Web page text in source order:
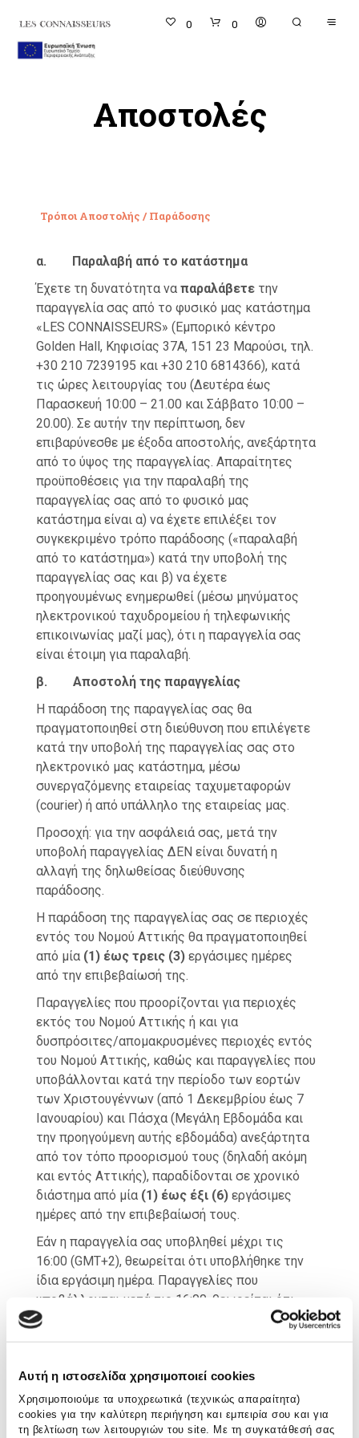
Αυτή η ιστοσελίδα χρησιμοποιεί cookies
Χρησιμοποιούμε τα υποχρεωτικά (τεχνικώς απαραίτητα)
cookies για την καλύτερη περιήγηση και εμπειρία σου και για
τη βελτίωση των λειτουργιών του site. Με τη συγκατάθεσή σας
0 0
Αποστολές
Τρόποι Αποστολής / Παράδοσης
α. Παραλαβή από το κατάστημα
Έχετε τη δυνατότητα να παραλάβετε την
παραγγελία σας από το φυσικό μας κατάστημα
«LES CONNAISSEURS» (Εμπορικό κέντρο
Golden Hall, Κηφισίας 37Α, 151 23 Μαρούσι, τηλ.
+30 210 7239195 και +30 210 6814366), κατά
τις ώρες λειτουργίας του (Δευτέρα έως
Παρασκευή 10:00 – 21.00 και Σάββατο 10:00 –
20.00). Σε αυτήν την περίπτωση, δεν
επιβαρύνεσθε με έξοδα αποστολής, ανεξάρτητα
από το ύψος της παραγγελίας. Απαραίτητες
προϋποθέσεις για την παραλαβή της
παραγγελίας σας από το φυσικό μας
κατάστημα είναι α) να έχετε επιλέξει τον
συγκεκριμένο τρόπο παράδοσης («παραλαβή
από το κατάστημα») κατά την υποβολή της
παραγγελίας σας και β) να έχετε
προηγουμένως ενημερωθεί (μέσω μηνύματος
ηλεκτρονικού ταχυδρομείου ή τηλεφωνικής
επικοινωνίας μαζί μας), ότι η παραγγελία σας
είναι έτοιμη για παραλαβή.
β. Αποστολή της παραγγελίας
Η παράδοση της παραγγελίας σας θα
πραγματοποιηθεί στη διεύθυνση που επιλέγετε
κατά την υποβολή της παραγγελίας σας στο
ηλεκτρονικό μας κατάστημα, μέσω
συνεργαζόμενης εταιρείας ταχυμεταφορών
(courier) ή από υπάλληλο της εταιρείας μας.
Προσοχή: για την ασφάλειά σας, μετά την
υποβολή παραγγελίας ΔΕΝ είναι δυνατή η
αλλαγή της δηλωθείσας διεύθυνσης
παράδοσης.
Η παράδοση της παραγγελίας σας σε περιοχές
εντός του Νομού Αττικής θα πραγματοποιηθεί
από μία (1) έως τρεις (3) εργάσιμες ημέρες
από την επιβεβαίωσή της.
Παραγγελίες που προορίζονται για περιοχές
εκτός του Νομού Αττικής ή και για
δυσπρόσιτες/απομακρυσμένες περιοχές εντός
του Νομού Αττικής, καθώς και παραγγελίες που
υποβάλλονται κατά την περίοδο των εορτών
των Χριστουγέννων (από 1 Δεκεμβρίου έως 7
Ιανουαρίου) και Πάσχα (Μεγάλη Εβδομάδα και
την προηγούμενη αυτής εβδομάδα) ανεξάρτητα
από τον τόπο προορισμού τους (δηλαδή ακόμη
και εντός Αττικής), παραδίδονται σε χρονικό
διάστημα από μία (1) έως έξι (6) εργάσιμες
ημέρες από την επιβεβαίωσή τους.
Εάν η παραγγελία σας υποβληθεί μέχρι τις
16:00 (GMT+2), θεωρείται ότι υποβλήθηκε την
ίδια εργάσιμη ημέρα. Παραγγελίες που
υποβάλλονται μετά τις 16:00, θεωρείται ότι
υποβλήθηκαν την αμέσως επόμενη εργάσιμη
ημέρα.
έχετε επιλέξει ως τρόπο πληρωμής την
κατάθεση σε τραπεζικό λογαριασμό, οι
προθεσμίες παράδοσης ξεκινούν από την